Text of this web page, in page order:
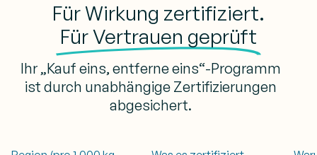
Für Wirkung zertifiziert.
Für Vertrauen geprüft
Ihr „Kauf eins, entferne eins“-Programm
ist durch unabhängige Zertifizierungen
abgesichert.